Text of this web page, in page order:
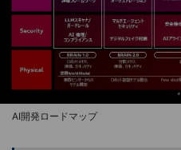
AI開発ロードマップ